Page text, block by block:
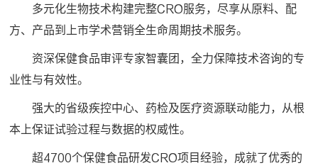
多元化生物技术构建完整CRO服务，尽享从原料、配
方、产品到上市学术营销全生命周期技术服务。
资深保健食品审评专家智囊团，全力保障技术咨询的专
业性与有效性。
强大的省级疾控中心、药检及医疗资源联动能力，从根
本上保证试验过程与数据的权威性。
超4700个保健食品研发CRO项目经验，成就了优秀的